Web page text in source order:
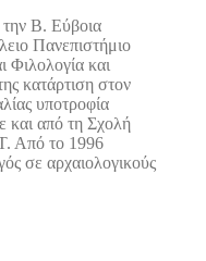
την Β. Εύβοια
Πανεπιστήμιο
Φιλολογία και
κατάρτιση στον
υποτροφία
και από τη Σχολή
Από το 1996
σε αρχαιολογικούς